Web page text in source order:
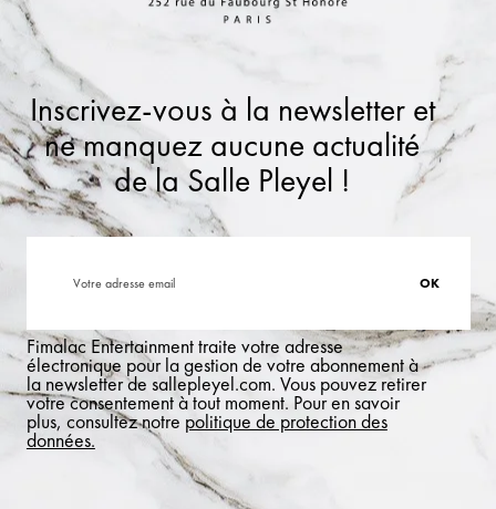
Inscrivez-vous à la newsletter et
ne manquez aucune actualité
de la Salle Pleyel !
Fimalac Entertainment traite votre adresse
électronique pour la gestion de votre abonnement à
la newsletter de sallepleyel.com. Vous pouvez retirer
votre consentement à tout moment. Pour en savoir
plus, consultez notre politique de protection des
données.